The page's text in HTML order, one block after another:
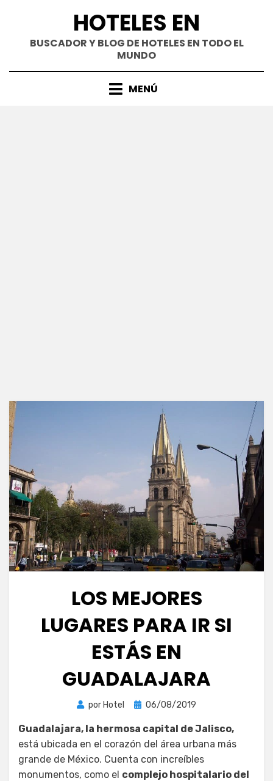
contenido
HOTELES EN
BUSCADOR Y BLOG DE HOTELES EN TODO EL
MUNDO
MENÚ
LOS MEJORES
LUGARES PARA IR SI
ESTÁS EN
GUADALAJARA
por Hotel
Publicada
06/08/2019
Guadalajara, la hermosa capital de Jalisco,
está ubicada en el corazón del área urbana más
grande de México. Cuenta con increíbles
monumentos, como el complejo hospitalario del